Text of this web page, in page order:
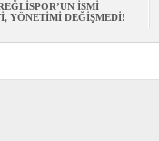
İSMİ
YÖNETİMİ DEĞİŞMEDİ!